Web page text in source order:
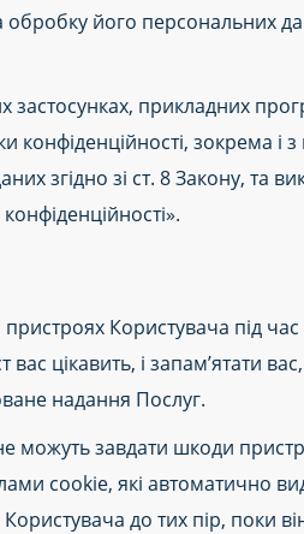
його персональних
прикладних
конфіденційності, зокрема
згідно зі ст. 8 Закону,
Користувача під
цікавить, і запам’ятати
надання Послуг.
завдати шкоди
cookie, які автоматично
до тих пір, поки